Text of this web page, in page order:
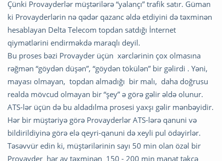
Çünki Provayderlər müştərilərə “yalançı” trafik satır. Güman
ki Provayderlərin nə qədər qazanc əldə etdiyini də təxminən
hesablayan Delta Telecom topdan satdığı İnternet
qiymətlərini endirməkdə maraqlı deyil.
Bu proses bəzi Provayder üçün xərclərinin çox olmasına
rəğmən “göydən düşən”, “göydən tökülən” bir gəlirdi . Yəni,
mayası olmayan, topdan almadığı bir malı, daha doğrusu
realda mövcud olmayan bir “şey” ə görə gəlir əldə olunur.
ATS-lər üçün də bu aldadılma prosesi yaxşı gəlir mənbəyidir.
Hər bir müştəriyə görə Provayderlər ATS-lərə qanuni və
bildirildiyinə görə elə qeyri-qanuni də xeyli pul ödəyirlər.
Təsəvvür edin ki, müştərilərinin sayı 50 min olan özəl bir
Provayder hər ay təxminən 150 - 200 min manat təkcə